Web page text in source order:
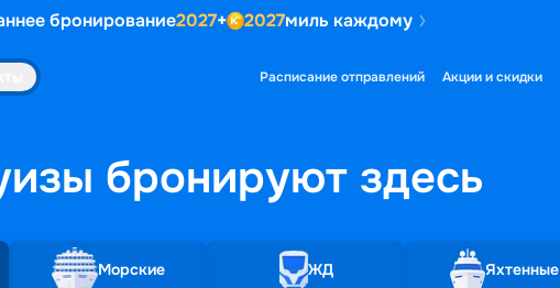
бронирование2027+ 2027миль каждому
Расписание отправлений Акции и скидки
бронируютздесь
Морские ЖД Яхтенные